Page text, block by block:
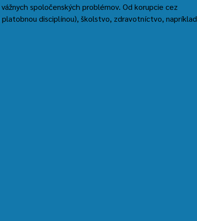
spoločenských problémov. Od korupcie cez
disciplínou), školstvo, zdravotníctvo, napríklad